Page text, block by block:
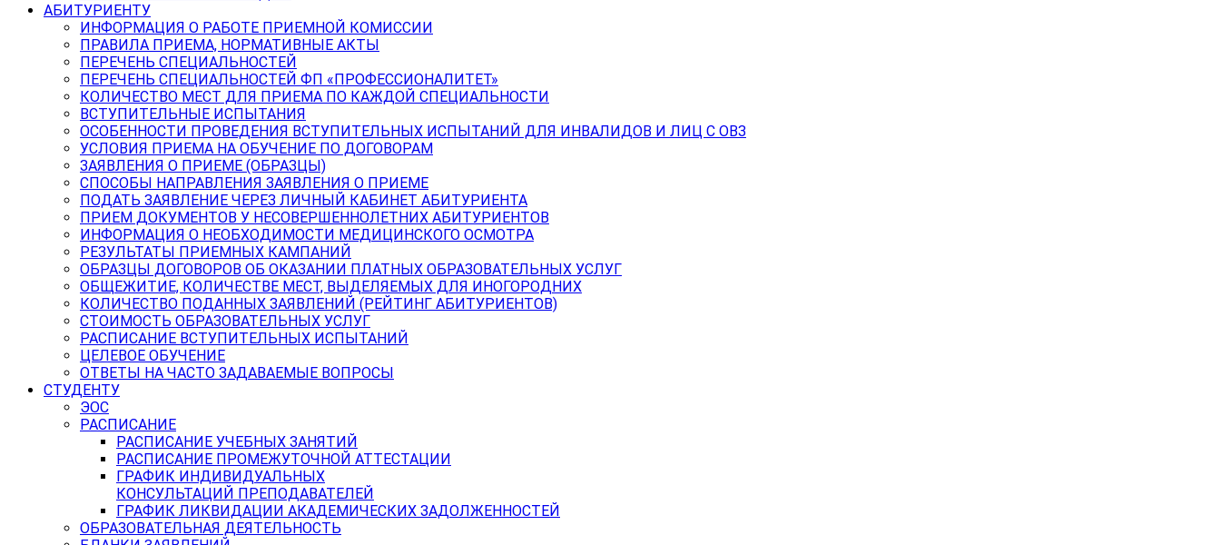
АБИТУРИЕНТУ
ИНФОРМАЦИЯ О РАБОТЕ ПРИЕМНОЙ КОМИССИИ
ПРАВИЛА ПРИЕМА, НОРМАТИВНЫЕ АКТЫ
ПЕРЕЧЕНЬ СПЕЦИАЛЬНОСТЕЙ
ПЕРЕЧЕНЬ СПЕЦИАЛЬНОСТЕЙ ФП «ПРОФЕССИОНАЛИТЕТ»
КОЛИЧЕСТВО МЕСТ ДЛЯ ПРИЕМА ПО КАЖДОЙ СПЕЦИАЛЬНОСТИ
ВСТУПИТЕЛЬНЫЕ ИСПЫТАНИЯ
ОСОБЕННОСТИ ПРОВЕДЕНИЯ ВСТУПИТЕЛЬНЫХ ИСПЫТАНИЙ ДЛЯ ИНВАЛИДОВ И ЛИЦ С ОВЗ
УСЛОВИЯ ПРИЕМА НА ОБУЧЕНИЕ ПО ДОГОВОРАМ
ЗАЯВЛЕНИЯ О ПРИЕМЕ (ОБРАЗЦЫ)
СПОСОБЫ НАПРАВЛЕНИЯ ЗАЯВЛЕНИЯ О ПРИЕМЕ
ПОДАТЬ ЗАЯВЛЕНИЕ ЧЕРЕЗ ЛИЧНЫЙ КАБИНЕТ АБИТУРИЕНТА
ПРИЕМ ДОКУМЕНТОВ У НЕСОВЕРШЕННОЛЕТНИХ АБИТУРИЕНТОВ
ИНФОРМАЦИЯ О НЕОБХОДИМОСТИ МЕДИЦИНСКОГО ОСМОТРА
РЕЗУЛЬТАТЫ ПРИЕМНЫХ КАМПАНИЙ
ОБРАЗЦЫ ДОГОВОРОВ ОБ ОКАЗАНИИ ПЛАТНЫХ ОБРАЗОВАТЕЛЬНЫХ УСЛУГ
ОБЩЕЖИТИЕ, КОЛИЧЕСТВЕ МЕСТ, ВЫДЕЛЯЕМЫХ ДЛЯ ИНОГОРОДНИХ
КОЛИЧЕСТВО ПОДАННЫХ ЗАЯВЛЕНИЙ (РЕЙТИНГ АБИТУРИЕНТОВ)
СТОИМОСТЬ ОБРАЗОВАТЕЛЬНЫХ УСЛУГ
РАСПИСАНИЕ ВСТУПИТЕЛЬНЫХ ИСПЫТАНИЙ
ЦЕЛЕВОЕ ОБУЧЕНИЕ
ОТВЕТЫ НА ЧАСТО ЗАДАВАЕМЫЕ ВОПРОСЫ
СТУДЕНТУ
ЭОС
РАСПИСАНИЕ
РАСПИСАНИЕ УЧЕБНЫХ ЗАНЯТИЙ
РАСПИСАНИЕ ПРОМЕЖУТОЧНОЙ АТТЕСТАЦИИ
ГРАФИК ИНДИВИДУАЛЬНЫХ
КОНСУЛЬТАЦИЙ ПРЕПОДАВАТЕЛЕЙ
ГРАФИК ЛИКВИДАЦИИ АКАДЕМИЧЕСКИХ ЗАДОЛЖЕННОСТЕЙ
ОБРАЗОВАТЕЛЬНАЯ ДЕЯТЕЛЬНОСТЬ